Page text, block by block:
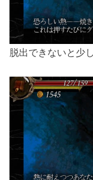
脱出できないと少